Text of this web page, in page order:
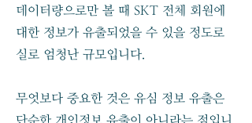
데이터량으로만 볼 때 SKT 전체 회원에
대한 정보가 유출되었을 수 있을 정도로
실로 엄청난 규모입니다.
무엇보다 중요한 것은 유심 정보 유출은